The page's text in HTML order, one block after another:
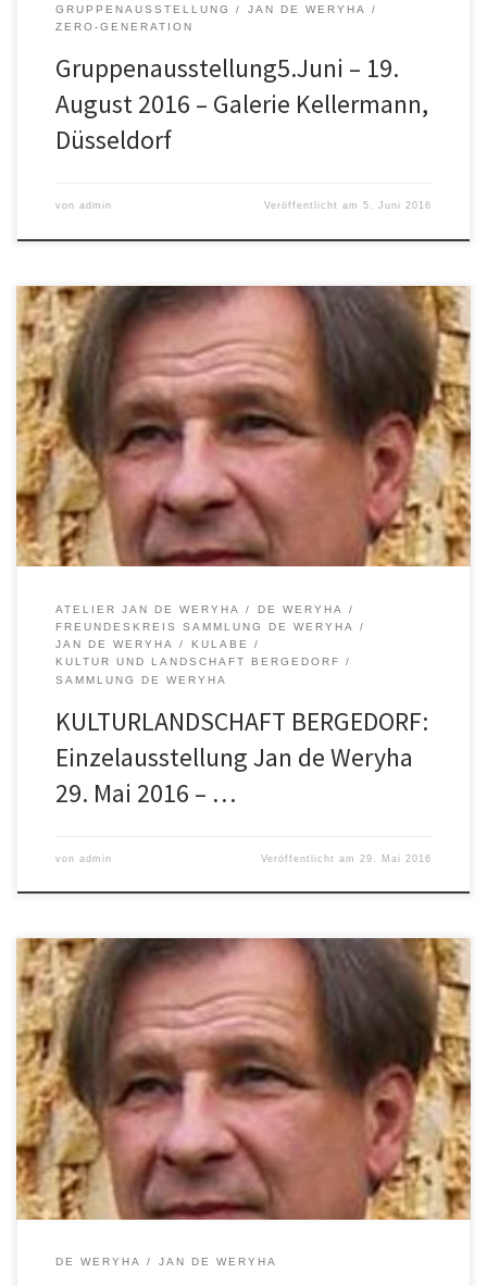
GRUPPENAUSSTELLUNG
JAN DE WERYHA
ZERO-GENERATION
Gruppenausstellung5.Juni – 19.
August 2016 – Galerie Kellermann,
Düsseldorf
von admin Veröffentlicht am5. Juni 2016
Am 28. Und 29.5.2016 findet in ganz Bergedorf ein großes
Kulturereignis statt: KULTURLANDSCHAFT BERGEDORF. Jan de
Weryha wird sich mit Hilfe und Unterstützung des Freundeskreises
umfangreich daran beteiligen: An beiden Tagen ist die Sammlung/
Werkstatt von 10 – 20 Uhr geöffnet, jeweils um 14 – 15 Uhr werden
Rundgänge mit […]
ATELIER JAN DE WERYHA
DE WERYHA
FREUNDESKREIS SAMMLUNG DE WERYHA
JAN DE WERYHA
KULABE
KULTUR UND LANDSCHAFT BERGEDORF
SAMMLUNG DE WERYHA
KULTURLANDSCHAFT BERGEDORF:
Einzelausstellung Jan de Weryha
29. Mai 2016 – …
von admin Veröffentlicht am 29. Mai 2016
Hamburg, 6.9.2015 Jan de Weryha (Foto: de Weryha) Hamburg,
6.9.2015 Jan de Weryha ist 1950 in Gdansk/Danzig geboren und
aufgewachsen. Nach dem Studium der Bildhauerei an der
Staatlichen Hochschule für bildende Künste in Gdansk war er seit
1976 als freischaffender Bildhauer in Polen und ist seit 1981 in
Hamburg tätig. Seit […]
DE WERYHA JAN DE WERYHA